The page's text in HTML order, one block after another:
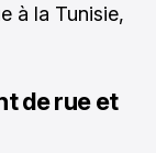
à la Tunisie,
de rue et